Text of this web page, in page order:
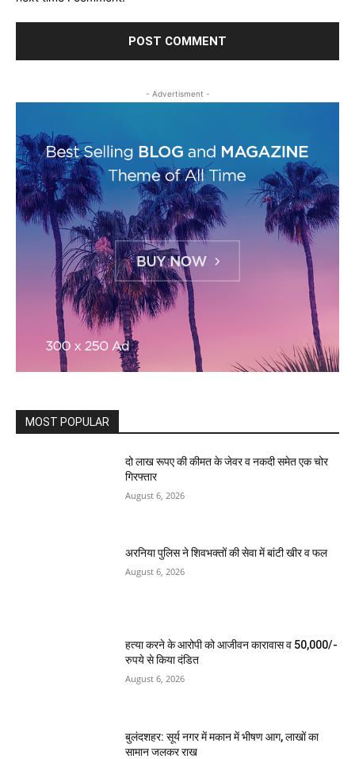
- Advertisment -
MOST POPULAR
दो लाख रूपए की कीमत के जेवर व नकदी समेत एक चोर
गिरफ्तार
August 6, 2026
अरनिया पुलिस ने शिवभक्तों की सेवा में बांटी खीर व फल
August 6, 2026
हत्या करने के आरोपी को आजीवन कारावास व 50,000/-
रुपये से किया दंडित
August 6, 2026
बुलंदशहर: सूर्य नगर में मकान में भीषण आग, लाखों का
सामान जलकर राख